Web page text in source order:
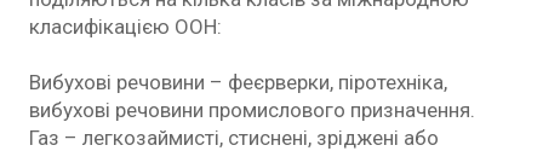
класифікацією ООН:
Вибухові речовини – феєрверки, піротехніка,
вибухові речовини промислового призначення.
Газ – легкозаймисті, стиснені, зріджені або